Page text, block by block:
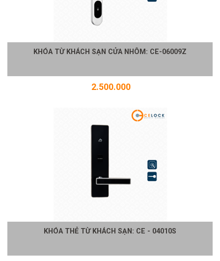
KHÓA TỪ KHÁCH SẠN CỬA NHÔM: CE-06009Z
2.500.000
KHÓA THẺ TỪ KHÁCH SẠN: CE - 04010S